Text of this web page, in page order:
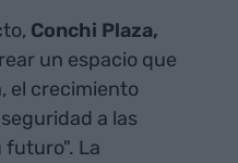
Conchi Plaza,
un espacio que
el crecimiento
a las
futuro". La